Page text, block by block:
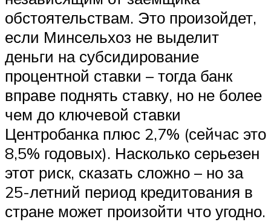
обстоятельствам. Это произойдет,
если Минсельхоз не выделит
деньги на субсидирование
процентной ставки – тогда банк
вправе поднять ставку, но не более
чем до ключевой ставки
Центробанка плюс 2,7% (сейчас это
8,5% годовых). Насколько серьезен
этот риск, сказать сложно – но за
25-летний период кредитования в
стране может произойти что угодно.